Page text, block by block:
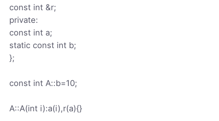
const int &r;
private:
const int a;
static const int b;
};
const int A::b=10;
A::A(int i):a(i),r(a){}